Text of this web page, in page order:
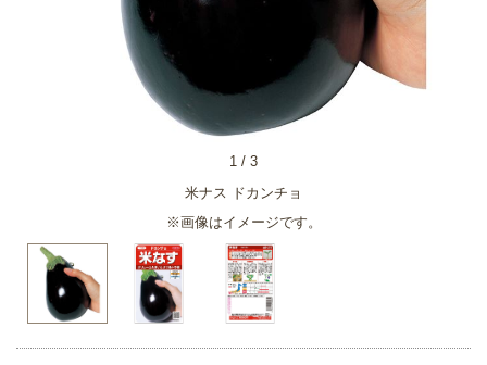
米ナス ドカンチョ
※画像はイメージです。
1 / 3